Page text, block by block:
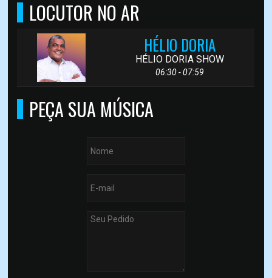
LOCUTOR NO AR
HÉLIO DORIA
HÉLIO DORIA SHOW
06:30 - 07:59
PEÇA SUA MÚSICA